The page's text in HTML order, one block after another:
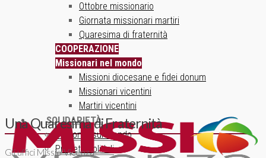
Ottobre missionario
Giornata missionari martiri
Quaresima di fraternità
COOPERAZIONE
Missionari nel mondo
Missioni diocesane e fidei donum
Missionari vicentini
Martiri vicentini
SOLIDARIETÀ
Un ponte sul mondo
Progetti solidali
Una Quaresima di Fraternità
Gli uffici Missio Vicenza –